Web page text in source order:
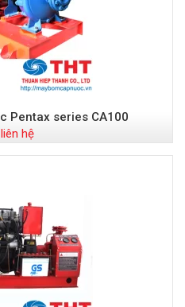
Pentax series CA100
hệ